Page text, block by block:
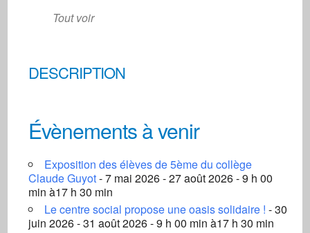
Tout voir
DESCRIPTION
Évènements à venir
Exposition des élèves de 5ème du collège
Claude Guyot- 7 mai 2026 - 27 août 2026 - 9 h 00
min à17 h 30 min
Le centre social propose une oasis solidaire ! - 30
juin 2026 - 31 août 2026 - 9 h 00 min à17 h 30 min